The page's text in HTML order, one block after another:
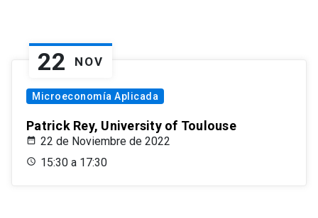
22 NOV
Microeconomía Aplicada
Patrick Rey, University of Toulouse
22 de Noviembre de 2022
15:30 a 17:30